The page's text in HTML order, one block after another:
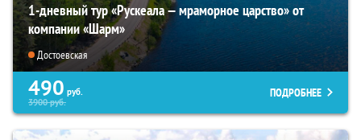
1-дневный тур «Рускеала — мраморное царство» от
компании «Шарм»
Достоевская
490 руб.
3900руб.
ПОДРОБНЕЕ